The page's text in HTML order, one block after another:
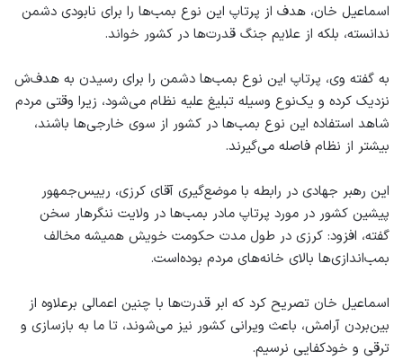
اسماعیل خان، هدف از پرتاپ این نوع بمب‌ها را برای نابودی دشمن
ندانسته، بلکه از علایم جنگ‌ قدرت‌ها در کشور خواند.
به گفته وی، پرتاپ این نوع بمب‌ها دشمن را برای رسیدن به هدف‌ش
نزدیک کرده و یک‌نوع وسیله تبلیغ علیه نظام می‌شود، زیرا وقتی مردم
شاهد استفاده این نوع بمب‌ها در کشور از سوی خارجی‌ها باشند،
بیشتر از نظام فاصله می‌گیرند.
این رهبر جهادی در رابطه با موضع‌گیری آقای کرزی، رییس‌جمهور
پیشین کشور در مورد پرتاپ مادر بمب‌ها در ولایت ننگرهار سخن
گفته، افزود: کرزی در طول مدت حکومت خویش همیشه مخالف
بمب‌اندازی‌ها بالای خانه‌های مردم بوده‌است.
اسماعیل خان تصریح کرد که ابر قدرت‌ها با چنین اعمالی برعلاوه از
بین‌بردن آرامش، باعث ویرانی کشور نیز می‌شوند، تا ما به بازسازی و
ترقی و خودکفایی نرسیم.